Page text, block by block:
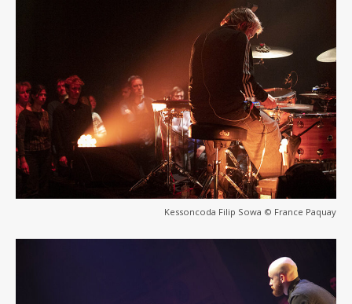
Kessoncoda Filip Sowa © France Paquay